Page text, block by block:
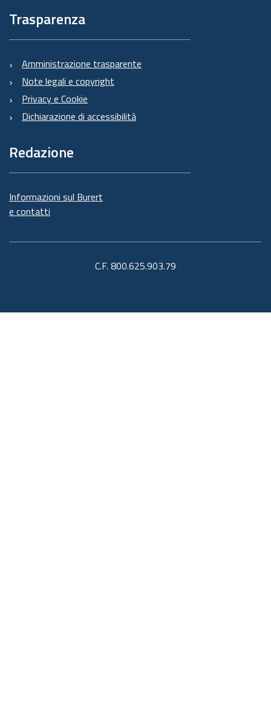
Trasparenza
Amministrazione trasparente
Note legali e copyright
Privacy e Cookie
Dichiarazione di accessibilità
Redazione
Informazioni sul Burert
e contatti
C.F. 800.625.903.79